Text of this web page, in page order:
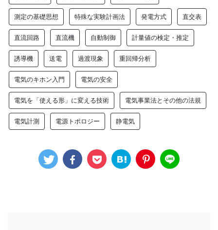
測定の基礎思想 特殊な実験計画法 発電方式 直交表
直流回路 直流機 自動制御 計量値の検定・推定
誘導機 送電 過渡現象 重回帰分析
電気のキホン入門 電気の安全
電気を「使える形」に変える技術 電気事業法とその他の法規
電気計測 電源トポロジー 静電気